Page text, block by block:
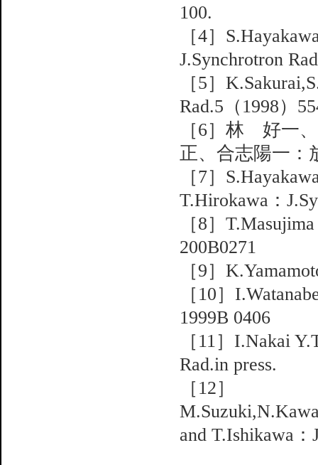
100.
［4］
J.Synchrotron
［5］
Rad.5（1998）
［6］林 好一
正、合志陽一：
［7］
T.Hirokawa：
［8］
200B0271
［9］
［10］
1999B 0406
［11］I.Nakai
Rad.in press.
［12］
and T.Ishikawa